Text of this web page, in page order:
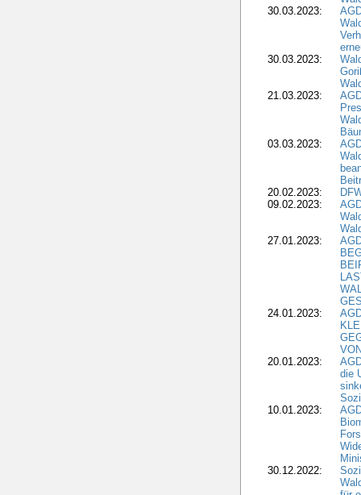
30.03.2023:
30.03.2023:
21.03.2023:
03.03.2023:
20.02.2023:
09.02.2023:
27.01.2023:
24.01.2023:
20.01.2023:
die
10.01.2023:
30.12.2022: